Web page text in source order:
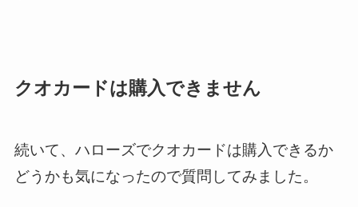
クオカードは購入できません
続いて、ハローズでクオカードは購入できるか
どうかも気になったので質問してみました。